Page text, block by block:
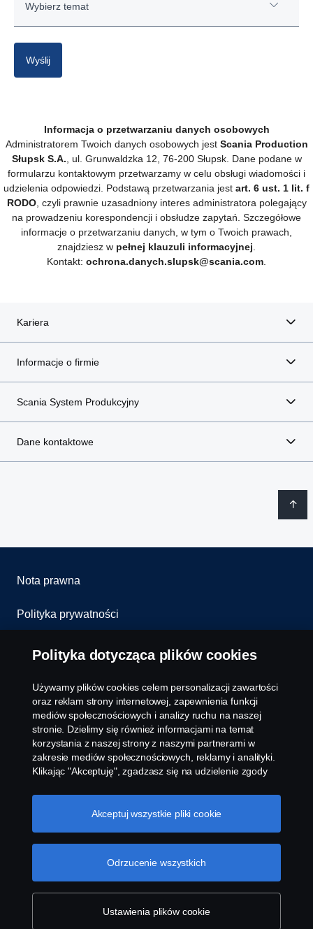
Wybierz temat
Wizyta w firmie
Praktyki
Wyślij
Informacja o przetwarzaniu danych osobowych
Administratorem Twoich danych osobowych jest Scania Production
Słupsk S.A. , ul. Grunwaldzka 12, 76-200 Słupsk. Dane podane w
formularzu kontaktowym przetwarzamy w celu obsługi wiadomości i
udzielenia odpowiedzi. Podstawą przetwarzania jest art. 6 ust. 1 lit. f
RODO, czyli prawnie uzasadniony interes administratora polegający
na prowadzeniu korespondencji i obsłudze zapytań. Szczegółowe
informacje o przetwarzaniu danych, w tym o Twoich prawach,
znajdziesz w pełnej klauzuli informacyjnej
Kontakt: ochrona.danych.slupsk@scania.com
Kariera
Informacje o firmie
Scania System Produkcyjny
Dane kontaktowe
Nota prawna
Polityka prywatności
Cookies
Obowiązek informacyjny
Kontakt
Cookie settings
© Copyright Scania 2022 All rights reserved. Scania
CV AB (publ), SE-151 87 Södertälje, Sweden, Tel:
+46-8-55 38 10 00, Fax: +46-8-55 38 10 37.
Polityka dotycząca plików cookies
Używamy plików cookies celem personalizacji zawartości
oraz reklam strony internetowej, zapewnienia funkcji
mediów społecznościowych i analizy ruchu na naszej
stronie. Dzielimy się również informacjami na temat
korzystania z naszej strony z naszymi partnerami w
zakresie mediów społecznościowych, reklamy i analityki.
Klikając "Akceptuję", zgadzasz się na udzielenie zgody
się informacjami. Możesz również zarządzać swoimi
plikami cookies, klikając na "Ustawienia plików cookies" i
sekcję dotyczącą plików cookies, którą można znaleźć
klikając na link poniżej tego tekstu. Cookie policy
Ustawienia plików cookie
Odrzucenie wszystkich
Akceptuj wszystkie pliki cookie